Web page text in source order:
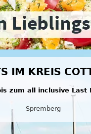
IM KREIS
zum all inclusive Last
Spremberg